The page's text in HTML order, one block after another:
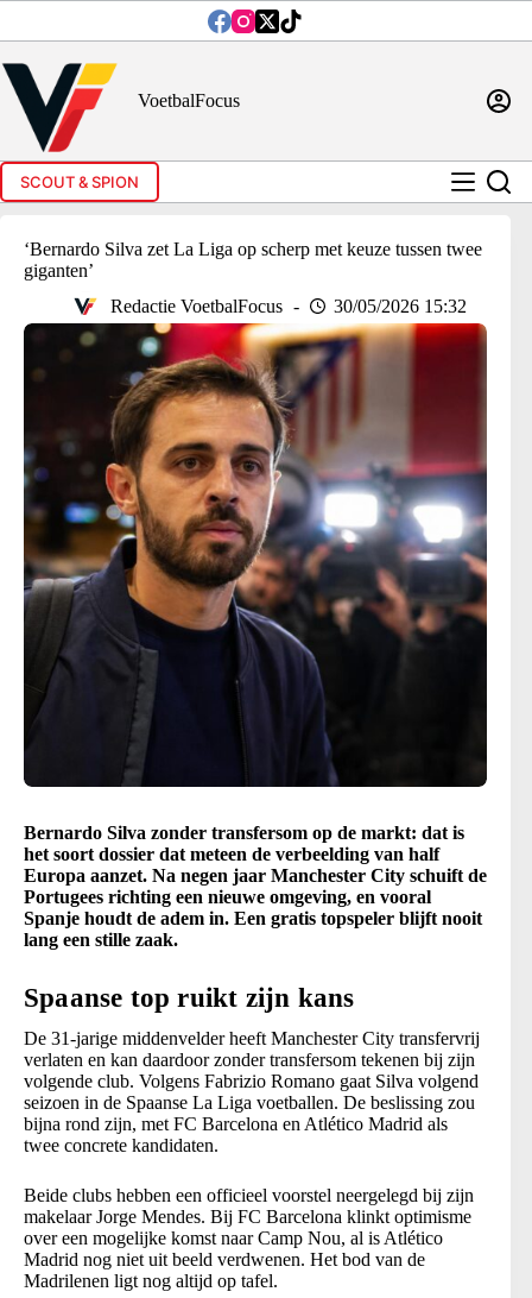
inhoud
VoetbalFocus
SCOUT & SPION
‘Bernardo Silva zet La Liga op scherp met keuze tussen twee
giganten’
Redactie VoetbalFocus
30/05/2026 15:32
Bernardo Silva zonder transfersom op de markt: dat is
het soort dossier dat meteen de verbeelding van half
Europa aanzet. Na negen jaar Manchester City schuift de
Portugees richting een nieuwe omgeving, en vooral
Spanje houdt de adem in. Een gratis topspeler blijft nooit
lang een stille zaak.
Spaanse top ruikt zijn kans
De 31-jarige middenvelder heeft Manchester City transfervrij
verlaten en kan daardoor zonder transfersom tekenen bij zijn
volgende club. Volgens Fabrizio Romano gaat Silva volgend
seizoen in de Spaanse La Liga voetballen. De beslissing zou
bijna rond zijn, met FC Barcelona en Atlético Madrid als
twee concrete kandidaten.
Beide clubs hebben een officieel voorstel neergelegd bij zijn
makelaar Jorge Mendes. Bij FC Barcelona klinkt optimisme
over een mogelijke komst naar Camp Nou, al is Atlético
Madrid nog niet uit beeld verdwenen. Het bod van de
Madrilenen ligt nog altijd op tafel.